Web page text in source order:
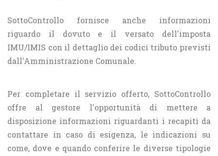
SottoControllo fornisce anche informazioni
riguardo il dovuto e il versato dell'imposta
IMU/IMIS con il dettaglio dei codici tributo previsti
dall'Amministrazione Comunale.
Per completare il servizio offerto, SottoControllo
offre al gestore l'opportunità di mettere a
disposizione informazioni riguardanti i recapiti da
contattare in caso di esigenza, le indicazioni su
come, dove e quando conferire le diverse tipologie